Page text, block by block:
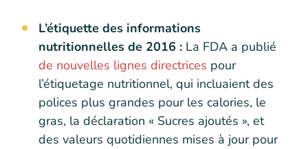
L’étiquette des informations
nutritionnelles de 2016 : La FDA a publié
de nouvelles lignes directrices pour
l’étiquetage nutritionnel, qui incluaient des
polices plus grandes pour les calories, le
gras, la déclaration « Sucres ajoutés », et
des valeurs quotidiennes mises à jour pour